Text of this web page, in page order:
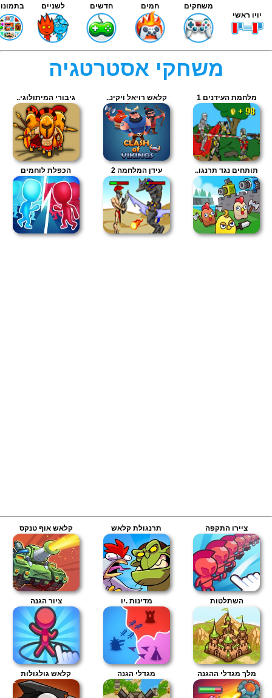
יויו ראשי
משחקים חמים חדשים לשניים
משחקי אסטרטגיה
מלחמת העידנים 1 קלאש רויאל ויקינ.. גיבורי המיתולוגי..
תותחים נגד תרנגו.. עידן המלחמה 2 הכפלת לוחמים
ציירו התקפה תרנגולת קלאש קלאש אוף טנקס
השתלטות מדינות .יו ציור הגנה
מלך מגדלי ההגנה מגדלי הגנה קלאש גולגולות